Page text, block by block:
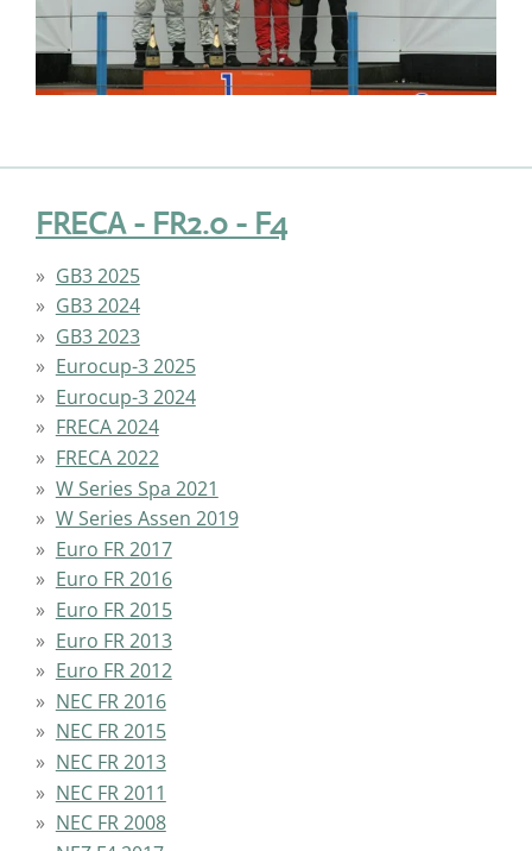
FRECA - FR2.0 - F4
GB3 2025
GB3 2024
GB3 2023
Eurocup-3 2025
Eurocup-3 2024
FRECA 2024
FRECA 2022
W Series Spa 2021
W Series Assen 2019
Euro FR 2017
Euro FR 2016
Euro FR 2015
Euro FR 2013
Euro FR 2012
NEC FR 2016
NEC FR 2015
NEC FR 2013
NEC FR 2011
NEC FR 2008